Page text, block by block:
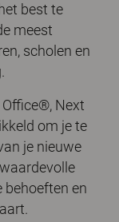
best te
meest
scholen en
Office®, Next
om je te
je nieuwe
behoeften en